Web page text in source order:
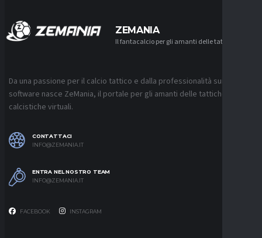
ZEMANIA
Il fantacalcio per gli amanti delle tattiche
Da una passione per il calcio tattico e dalla professionalità sui
software nasce ZeMania, il portale per gli amanti delle tattiche
calcistiche virtuali.
CONTATTACI
INFO@ZEMANIA.IT
ENTRA NEL NOSTRO TEAM
INFO@ZEMANIA.IT
FACEBOOK INSTAGRAM